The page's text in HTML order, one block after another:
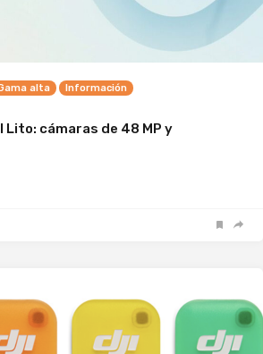
alta
Información
Lito: cámaras de 48 MP y